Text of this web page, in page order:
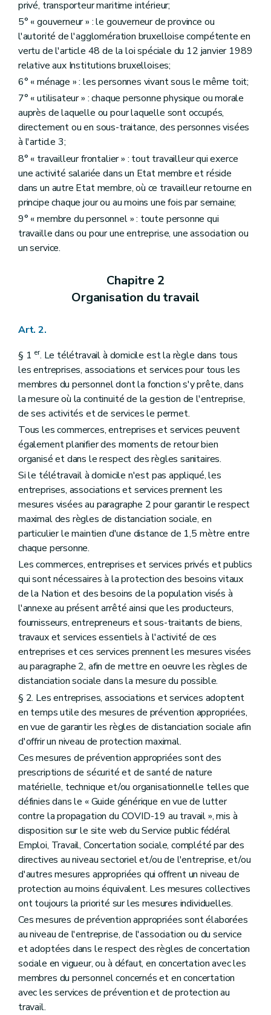
privé, transporteur maritime intérieur;
5° « gouverneur » : le gouverneur de province ou
l'autorité de l'agglomération bruxelloise compétente en
vertu de l'article 48 de la loi spéciale du 12 janvier 1989
relative aux Institutions bruxelloises;
6° « ménage » : les personnes vivant sous le même toit;
7° « utilisateur » : chaque personne physique ou morale
auprès de laquelle ou pour laquelle sont occupés,
directement ou en sous-traitance, des personnes visées
à l'article 3;
8° « travailleur frontalier » : tout travailleur qui exerce
une activité salariée dans un Etat membre et réside
dans un autre Etat membre, où ce travailleur retourne en
principe chaque jour ou au moins une fois par semaine;
9° « membre du personnel » : toute personne qui
travaille dans ou pour une entreprise, une association ou
un service.
Chapitre 2
Organisation du travail
Art. 2.
§ 1 er. Le télétravail à domicile est la règle dans tous
les entreprises, associations et services pour tous les
membres du personnel dont la fonction s'y prête, dans
la mesure où la continuité de la gestion de l'entreprise,
de ses activités et de services le permet.
Tous les commerces, entreprises et services peuvent
également planifier des moments de retour bien
organisé et dans le respect des règles sanitaires.
Si le télétravail à domicile n'est pas appliqué, les
entreprises, associations et services prennent les
mesures visées au paragraphe 2 pour garantir le respect
maximal des règles de distanciation sociale, en
particulier le maintien d'une distance de 1,5 mètre entre
chaque personne.
Les commerces, entreprises et services privés et publics
qui sont nécessaires à la protection des besoins vitaux
de la Nation et des besoins de la population visés à
l'annexe au présent arrêté ainsi que les producteurs,
fournisseurs, entrepreneurs et sous-traitants de biens,
travaux et services essentiels à l'activité de ces
entreprises et ces services prennent les mesures visées
au paragraphe 2, afin de mettre en oeuvre les règles de
distanciation sociale dans la mesure du possible.
§ 2. Les entreprises, associations et services adoptent
en temps utile des mesures de prévention appropriées,
en vue de garantir les règles de distanciation sociale afin
d'offrir un niveau de protection maximal.
Ces mesures de prévention appropriées sont des
prescriptions de sécurité et de santé de nature
matérielle, technique et/ou organisationnelle telles que
définies dans le « Guide générique en vue de lutter
contre la propagation du COVID-19 au travail », mis à
disposition sur le site web du Service public fédéral
Emploi, Travail, Concertation sociale, complété par des
directives au niveau sectoriel et/ou de l'entreprise, et/ou
d'autres mesures appropriées qui offrent un niveau de
protection au moins équivalent. Les mesures collectives
ont toujours la priorité sur les mesures individuelles.
Ces mesures de prévention appropriées sont élaborées
au niveau de l'entreprise, de l'association ou du service
et adoptées dans le respect des règles de concertation
sociale en vigueur, ou à défaut, en concertation avec les
membres du personnel concernés et en concertation
avec les services de prévention et de protection au
travail.